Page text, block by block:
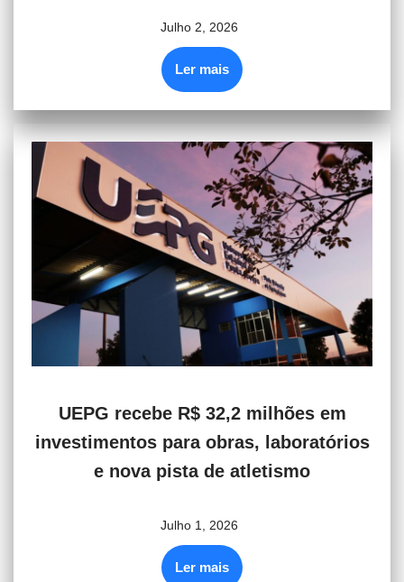
Julho 2, 2026
Ler mais
UEPG recebe R$ 32,2 milhões em
investimentos para obras, laboratórios
e nova pista de atletismo
Julho 1, 2026
Ler mais